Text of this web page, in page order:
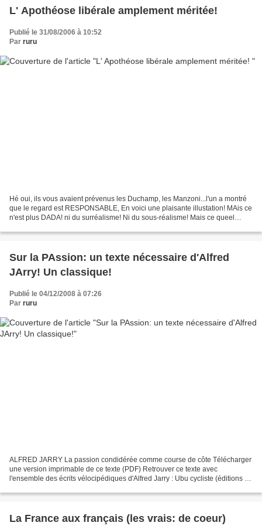
L' Apothéose libérale amplement méritée!
Publié le 31/08/2006 à 10:52
Par ruru
Hé oui, ils vous avaient prévenus les Duchamp, les Manzoni...l'un a montré
que le regard est RESPONSABLE, En voici une plaisante illustation! MAis ce
n'est plus DADA! ni du surréalisme! Ni du sous-réalisme! Mais ce queel
Sur la PAssion: un texte nécessaire d'Alfred
JArry! Un classique!
Publié le 04/12/2008 à 07:26
Par ruru
ALFRED JARRY La passion condidérée comme course de côte Télécharger
une version imprimable de ce texte (PDF) Retrouver ce texte avec
l'ensemble des écrits vélocipédiques d'Alfred Jarry : Ubu cycliste (éditions Le
La France aux français (les vrais: de coeur)